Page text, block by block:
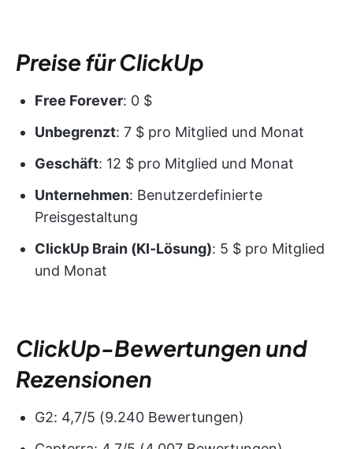
Preise für ClickUp
Free Forever: 0 $
Unbegrenzt: 7 $ pro Mitglied und Monat
Geschäft: 12 $ pro Mitglied und Monat
Unternehmen: Benutzerdefinierte
Preisgestaltung
ClickUp Brain (KI-Lösung): 5 $ pro Mitglied
und Monat
ClickUp-Bewertungen und
Rezensionen
G2: 4,7/5 (9.240 Bewertungen)